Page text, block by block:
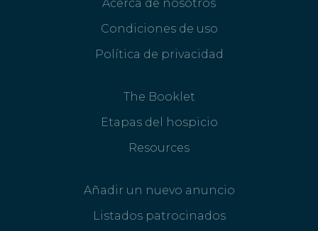
Acerca de nosotros
Condiciones de uso
Política de privacidad
The Booklet
Etapas del hospicio
Resources
Añadir un nuevo anuncio
Listados patrocinados